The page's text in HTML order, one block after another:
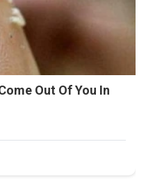
Out Of You In